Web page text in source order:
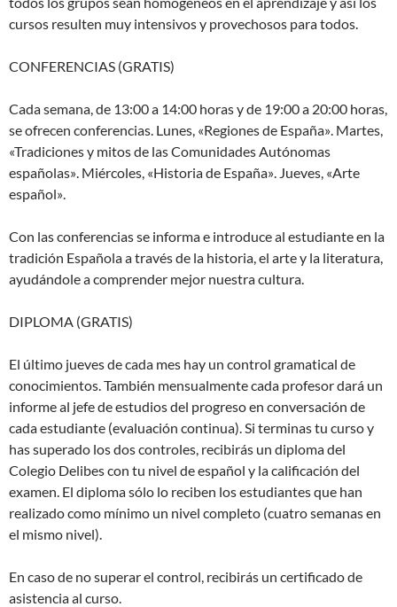
cursos resulten muy intensivos y provechosos para todos.
CONFERENCIAS (GRATIS)
Cada semana, de 13:00 a 14:00 horas y de 19:00 a 20:00 horas,
se ofrecen conferencias. Lunes, «Regiones de España». Martes,
«Tradiciones y mitos de las Comunidades Autónomas
españolas». Miércoles, «Historia de España». Jueves, «Arte
español».
Con las conferencias se informa e introduce al estudiante en la
tradición Española a través de la historia, el arte y la literatura,
ayudándole a comprender mejor nuestra cultura.
DIPLOMA (GRATIS)
El último jueves de cada mes hay un control gramatical de
conocimientos. También mensualmente cada profesor dará un
informe al jefe de estudios del progreso en conversación de
cada estudiante (evaluación continua). Si terminas tu curso y
has superado los dos controles, recibirás un diploma del
Colegio Delibes con tu nivel de español y la calificación del
examen. El diploma sólo lo reciben los estudiantes que han
realizado como mínimo un nivel completo (cuatro semanas en
el mismo nivel).
En caso de no superar el control, recibirás un certificado de
asistencia al curso.